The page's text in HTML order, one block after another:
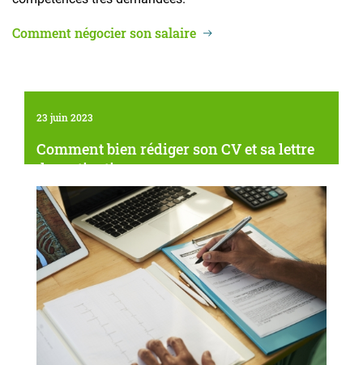
Comment négocier son salaire
23 juin 2023
Comment bien rédiger son CV et sa lettre
de motivation